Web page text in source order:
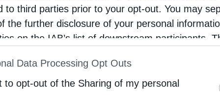
to third parties prior to your opt-out. You may
the further disclosure of your personal
on the IAB’s list of downstream participants.
of Downstream Participantsthat may further
parties.
Data Processing Opt Outs
to opt-out of the Sharing of my personal
ώστε να ανανεωθεί και να εμπλουτιστεί με
Είναι σαφές ότι και ως προς το
ακριβώς μια διαδικασία διαλόγου και
με τις παρεμβάσεις της ηγεσίας,